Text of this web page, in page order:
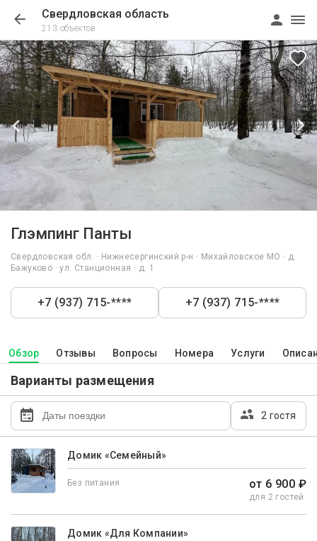
Свердловская область
213 объектов
Глэмпинг Панты
Свердловская обл. · Нижнесергинский р-н · Михайловское МО · д.
Бажуково · ул. Станционная · д. 1
+7 (937) 715-**** +7 (937) 715-****
Обзор Отзывы Вопросы Номера Услуги
Варианты размещения
2 гостя
Домик «Семейный»
Без питания от 6 900 ₽
для 2 гостей
Домик «Для Компании»